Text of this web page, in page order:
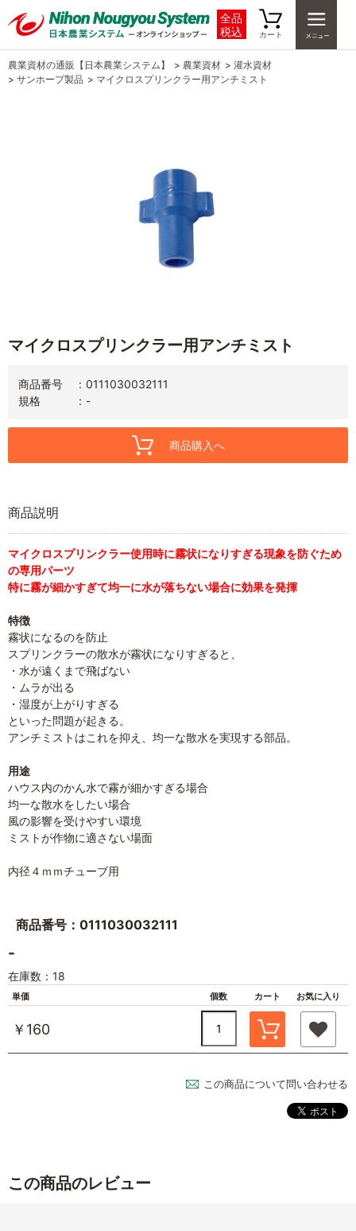
全品
税込
カート
農業資材の通販【日本農業システム】 > 農業資材 > 灌水資材
> サンホープ製品 > マイクロスプリンクラー用アンチミスト
マイクロスプリンクラー用アンチミスト
商品番号
0111030032111
規格
-
商品購入へ
商品説明
マイクロスプリンクラー使用時に霧状になりすぎる現象を防ぐため
の専用パーツ
特に霧が細かすぎて均一に水が落ちない場合に効果を発揮
特徴
霧状になるのを防止
スプリンクラーの散水が霧状になりすぎると、
・水が遠くまで飛ばない
・ムラが出る
・湿度が上がりすぎる
といった問題が起きる。
アンチミストはこれを抑え、均一な散水を実現する部品。
用途
ハウス内のかん水で霧が細かすぎる場合
均一な散水をしたい場合
風の影響を受けやすい環境
ミストが作物に適さない場面
内径４ｍｍチューブ用
商品番号：0111030032111
-
在庫数：18
単価 個数 カート お気に入り
￥160
この商品について問い合わせる
この商品のレビュー